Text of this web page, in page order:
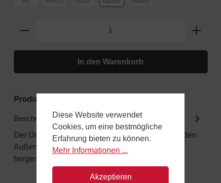
In den Warenkorb
Produktnummer:
Beschreibung
Der Unterschied in den Details Alle Holzöfen für den
Außenbereich sind aus speziellen Materialien
hergestellt.…
Diese Website verwendet
Cookies, um eine bestmögliche
Erfahrung bieten zu können.
Mehr Informationen ...
Akzeptieren